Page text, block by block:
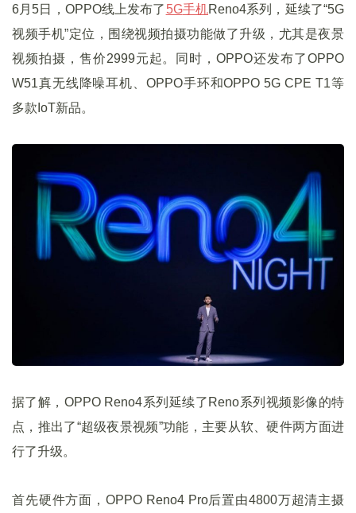
6月5日，OPPO线上发布了 5G手机Reno4系列，延续了“5G
视频手机”定位，围绕视频拍摄功能做了升级，尤其是夜景
视频拍摄，售价2999元起。同时，OPPO还发布了OPPO
W51真无线降噪耳机、OPPO手环和OPPO 5G CPE T1等
多款IoT新品。
据了解，OPPO Reno4系列延续了Reno系列视频影像的特
点，推出了“超级夜景视频”功能，主要从软、硬件两方面进
行了升级。
首先硬件方面，OPPO Reno4 Pro后置由4800万超清主摄